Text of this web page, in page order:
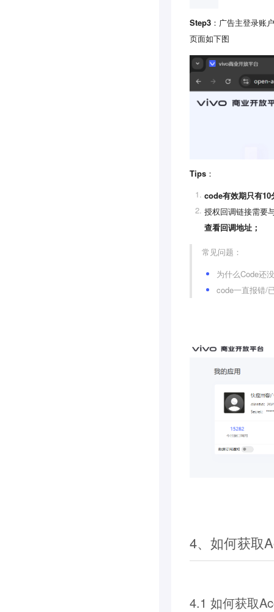
Step3 ：广告主登录账
页面如下图
Tips ：
code有效期只有10
授权回调链接需要
查看回调地址；
常见问题：
为什么Code还
code一直报错/
4、如何获取
4.1 如何获取